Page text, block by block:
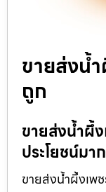
ขายส่งน้
ถูก
ขายส่งน้ำผึ้
ประโยชน์มา
ขายส่งน้ำผึ้งเพ